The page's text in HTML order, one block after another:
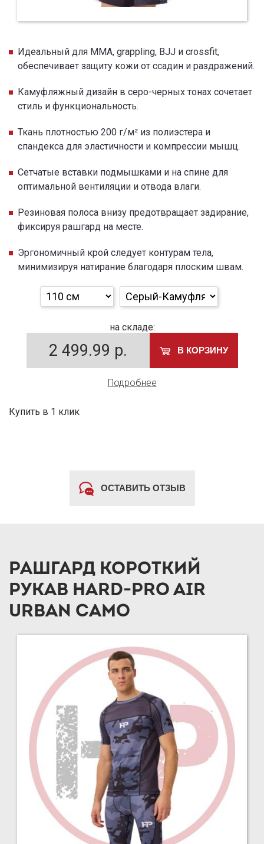
Идеальный для ММА, grappling, BJJ и crossfit,
обеспечивает защиту кожи от ссадин и раздражений.
Камуфляжный дизайн в серо-черных тонах сочетает
стиль и функциональность.
Ткань плотностью 200 г/м² из полиэстера и
спандекса для эластичности и компрессии мышц.
Сетчатые вставки подмышками и на спине для
оптимальной вентиляции и отвода влаги.
Резиновая полоса внизу предотвращает задирание,
фиксируя рашгард на месте.
Эргономичный крой следует контурам тела,
минимизируя натирание благодаря плоским швам.
на складе:
2 499.99 р. В КОРЗИНУ
Подробнее
Купить в 1 клик
ОСТАВИТЬ ОТЗЫВ
РАШГАРД КОРОТКИЙ
РУКАВ HARD-PRO AIR
URBAN CAMO